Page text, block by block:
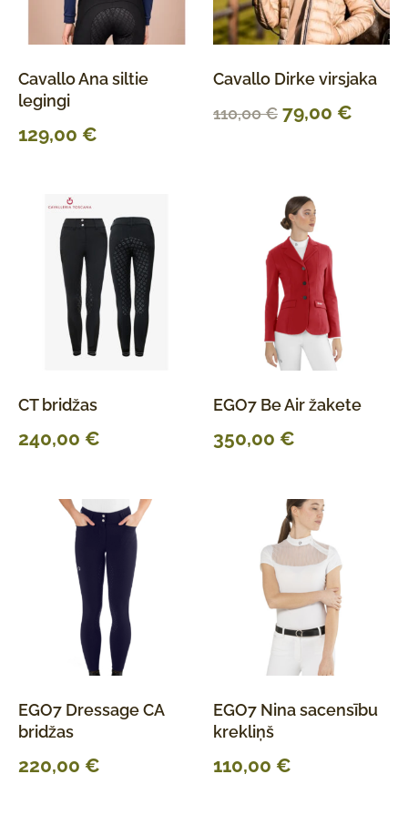
Cavallo Ana siltie
legingi
129,00 €
Cavallo Dirke virsjaka
110,00€ 79,00 €
CT bridžas
240,00 €
EGO7 Be Air žakete
350,00 €
EGO7 Dressage CA
bridžas
220,00 €
EGO7 Nina sacensību
krekliņš
110,00 €